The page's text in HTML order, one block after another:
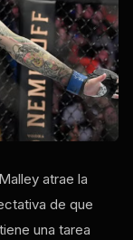
atrae la
de que
una tarea